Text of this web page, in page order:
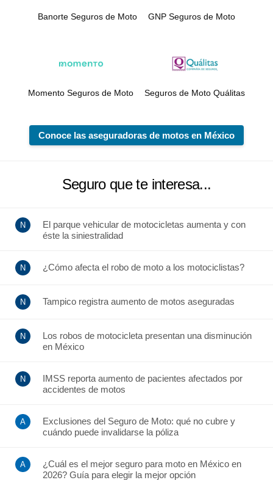
Banorte Seguros de Moto GNP Seguros de Moto
Momento Seguros de Moto Seguros de Moto Quálitas
Conoce las aseguradoras de motos en México
Seguro que te interesa...
El parque vehicular de motocicletas aumenta y con
éste la siniestralidad
¿Cómo afecta el robo de moto a los motociclistas?
Tampico registra aumento de motos aseguradas
Los robos de motocicleta presentan una disminución
en México
IMSS reporta aumento de pacientes afectados por
accidentes de motos
Exclusiones del Seguro de Moto: qué no cubre y
cuándo puede invalidarse la póliza
¿Cuál es el mejor seguro para moto en México en
2026? Guía para elegir la mejor opción